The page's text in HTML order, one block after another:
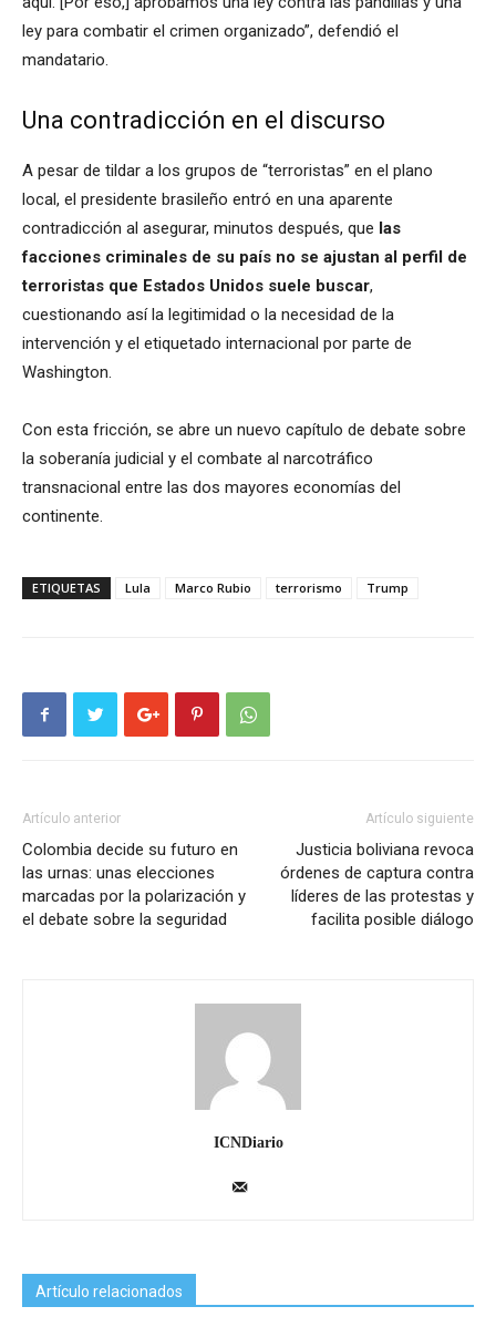
ley para combatir el crimen organizado”, defendió el
mandatario.
Una contradicción en el discurso
A pesar de tildar a los grupos de “terroristas” en el plano
local, el presidente brasileño entró en una aparente
contradicción al asegurar, minutos después, que las
facciones criminales de su país no se ajustan al perfil de
terroristas que Estados Unidos suele buscar,
cuestionando así la legitimidad o la necesidad de la
intervención y el etiquetado internacional por parte de
Washington.
Con esta fricción, se abre un nuevo capítulo de debate sobre
la soberanía judicial y el combate al narcotráfico
transnacional entre las dos mayores economías del
continente.
ETIQUETAS Lula Marco Rubio terrorismo Trump
Artículo anterior
Colombia decide su futuro en
las urnas: unas elecciones
marcadas por la polarización y
el debate sobre la seguridad
Artículo siguiente
Justicia boliviana revoca
órdenes de captura contra
líderes de las protestas y
facilita posible diálogo
ICNDiario
Artículo relacionados